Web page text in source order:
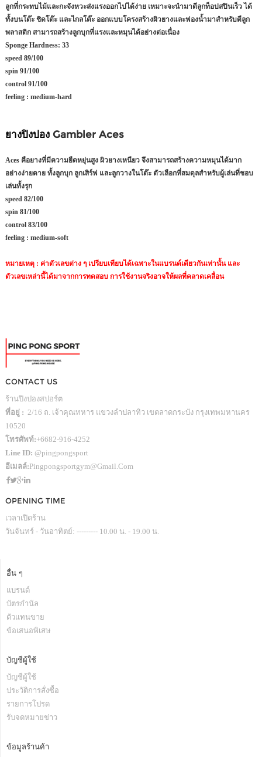
ลูกที่กระทบไม้และกะจังหวะส่งแรงออกไปได้ง่าย เหมาะจะนำมาตีลูกท็อปสปินเร็ว ได้
ทั้งบนโต๊ะ ชิดโต๊ะ และไกลโต๊ะ ออกแบบโครงสร้างผิวยางและฟองน้ำมาสำหรับตีลูก
พลาสติก สามารถสร้างลูกบุกที่แรงและหมุนได้อย่างต่อเนื่อง
Sponge Hardness: 33
speed 89/100
spin 91/100
control 91/100
feeling : medium-hard
ยางปิงปอง Gambler Aces
Aces คือยางที่มีความยืดหยุ่นสูง ผิวยางเหนียว จึงสามารถสร้างความหมุนได้มาก
อย่างง่ายดาย ทั้งลูกบุก ลูกเสิร์ฟ และลูกวางในโต๊ะ ตัวเลือกที่สมดุลสำหรับผู้เล่นที่ชอบ
เล่นทั้งรุก
speed 82/100
spin 81/100
control 83/100
feeling : medium-soft
หมายเหตุ : ค่าตัวเลขต่าง ๆ เปรียบเทียบได้เฉพาะในแบรนด์เดียวกันเท่านั้น และ
ตัวเลขเหล่านี้ได้มาจากการทดสอบ การใช้งานจริงอาจให้ผลที่คลาดเคลื่อน
CONTACT US
ร้านปิงปองสปอร์ต
ที่อยู่ : 2/16 ถ. เจ้าคุณทหาร แขวงลำปลาทิว เขตลาดกระบัง กรุงเทพมหานคร
10520
โทรศัพท์:+6682-916-4252
Line ID: @pingpongsport
อีเมลล์:Pingpongsportgym@gmail.com
OPENING TIME
เวลาเปิดร้าน
วันจันทร์ - วันอาทิตย์: --------- 10.00 น. - 19.00 น.
อื่น ๆ
แบรนด์
บัตรกำนัล
ตัวแทนขาย
ข้อเสนอพิเสษ
บัญชีผู้ใช้
บัญชีผู้ใช้
ประวัติการสั่งซื้อ
รายการโปรด
รับจดหมายข่าว
ข้อมูลร้านค้า